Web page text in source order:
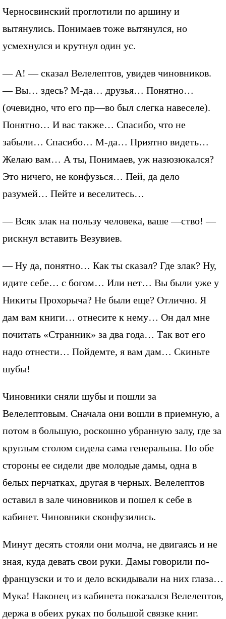
Черносвинский проглотили по аршину и
вытянулись. Понимаев тоже вытянулся, но
усмехнулся и крутнул один ус.
— А! — сказал Велелептов, увидев чиновников.
— Вы… здесь? М-да… друзья… Понятно…
(очевидно, что его пр—во был слегка навеселе).
Понятно… И вас также… Спасибо, что не
забыли… Спасибо… М-да… Приятно видеть…
Желаю вам… А ты, Понимаев, уж назюзюкался?
Это ничего, не конфузься… Пей, да дело
разумей… Пейте и веселитесь…
— Всяк злак на пользу человека, ваше —ство! —
рискнул вставить Везувиев.
— Ну да, понятно… Как ты сказал? Где злак? Ну,
идите себе… с богом… Или нет… Вы были уже у
Никиты Прохорыча? Не были еще? Отлично. Я
дам вам книги… отнесите к нему… Он дал мне
почитать «Странник» за два года… Так вот его
надо отнести… Пойдемте, я вам дам… Скиньте
шубы!
Чиновники сняли шубы и пошли за
Велелептовым. Сначала они вошли в приемную, а
потом в большую, роскошно убранную залу, где за
круглым столом сидела сама генеральша. По обе
стороны ее сидели две молодые дамы, одна в
белых перчатках, другая в черных. Велелептов
оставил в зале чиновников и пошел к себе в
кабинет. Чиновники сконфузились.
Минут десять стояли они молча, не двигаясь и не
зная, куда девать свои руки. Дамы говорили по-
французски и то и дело вскидывали на них глаза…
Мука! Наконец из кабинета показался Велелептов,
держа в обеих руках по большой связке книг.